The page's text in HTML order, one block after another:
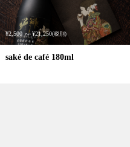
¥2,500 ～ ¥21,250(税別)
saké de café 180ml